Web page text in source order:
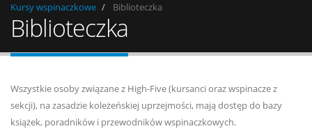
Kursy wspinaczkowe Biblioteczka
Biblioteczka
Wszystkie osoby związane z High-Five (kursanci oraz wspinacze z
sekcji), na zasadzie koleżeńskiej uprzejmości, mają dostęp do bazy
książek, poradników i przewodników wspinaczkowych.